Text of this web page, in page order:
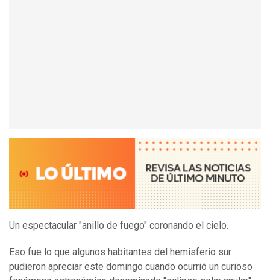
Un espectacular "anillo de fuego" coronando el cielo.
Eso fue lo que algunos habitantes del hemisferio sur
pudieron apreciar este domingo cuando ocurrió un curioso